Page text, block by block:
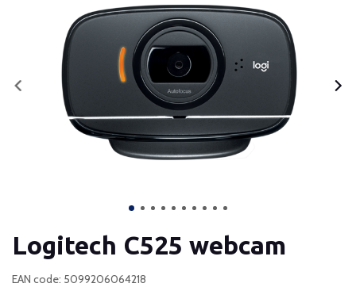
Logitech C525 webcam
EAN code: 5099206064218